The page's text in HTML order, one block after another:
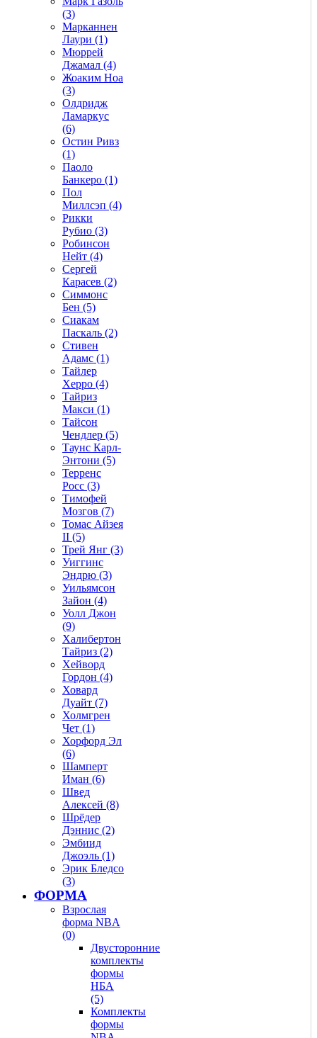
(3)
Марканнен
Лаури (1)
Мюррей
Джамал (4)
Жоаким Ноа
(3)
Олдридж
Ламаркус
(6)
Остин Ривз
(1)
Паоло
Банкеро (1)
Пол
Миллсэп (4)
Рикки
Рубио (3)
Робинсон
Нейт (4)
Сергей
Карасев (2)
Симмонс
Бен (5)
Сиакам
Паскаль (2)
Стивен
Адамс (1)
Тайлер
Херро (4)
Тайриз
Макси (1)
Тайсон
Чендлер (5)
Таунс Карл-
Энтони (5)
Терренс
Росс (3)
Тимофей
Мозгов (7)
Томас Айзея
II (5)
Трей Янг (3)
Уиггинс
Эндрю (3)
Уильямсон
Зайон (4)
Уолл Джон
(9)
Халибертон
Тайриз (2)
Хейворд
Гордон (4)
Ховард
Дуайт (7)
Холмгрен
Чет (1)
Хорфорд Эл
(6)
Шамперт
Иман (6)
Швед
Алексей (8)
Шрёдер
Дэннис (2)
Эмбиид
Джоэль (1)
Эрик Бледсо
(3)
ФОРМА
Взрослая
форма NBA
(0)
Двусторонние
комплекты
формы
НБА
(5)
Комплекты
формы